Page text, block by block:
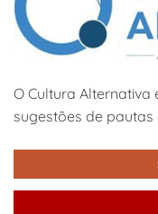
O Cultura Alternativa
sugestões de